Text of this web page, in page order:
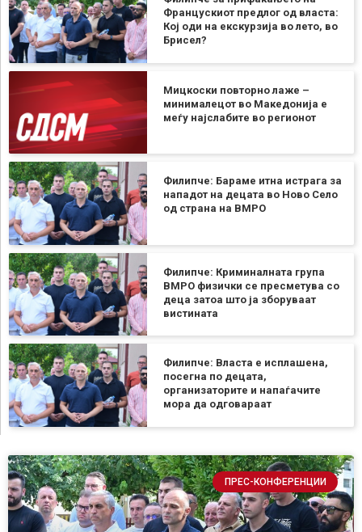
Францускиот предлог од власта:
Кој оди на екскурзија во лето, во
Брисел?
Мицкоски повторно лаже –
минималецот во Македонија е
меѓу најслабите во регионот
Филипче: Бараме итна истрага за
нападот на децата во Ново Село
од страна на ВМРО
Филипче: Криминалната група
ВМРО физички се пресметува со
деца затоа што ја зборуваат
вистината
Филипче: Власта е исплашена,
посегна по децата,
организаторите и напаѓачите
мора да одговараат
ПРЕС-КОНФЕРЕНЦИИ